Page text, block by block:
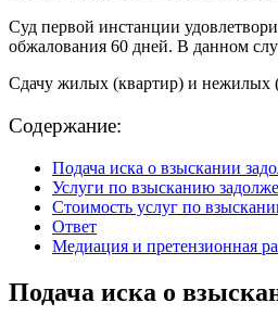
Суд первой инстанции
обжалования 60 дней. В данном
Сдачу жилых (квартир) и нежилых
Содержание:
Подача иска о взыскании
Услуги по взысканию
Стоимость услуг по
Ответ
Медиация и претензионная
Подача иска о